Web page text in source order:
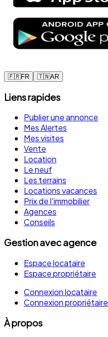
🇫🇷FR 🇹🇳AR
Liens rapides
Publier une annonce
Mes Alertes
Mes visites
Vente
Location
Le neuf
Les terrains
Locations vacances
Prix de l'immobilier
Agences
Conseils
Gestion avec agence
Espace locataire
Espace propriétaire
Connexion locataire
Connexion propriétaire
À propos